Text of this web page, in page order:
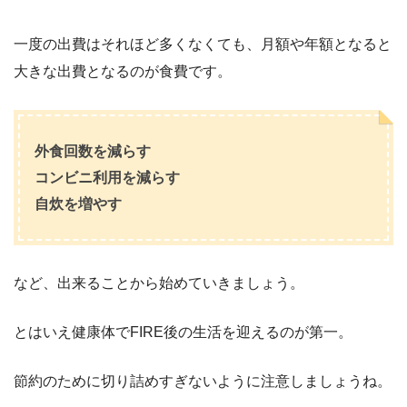
一度の出費はそれほど多くなくても、月額や年額となると
大きな出費となるのが食費です。
外食回数を減らす
コンビニ利用を減らす
自炊を増やす
など、出来ることから始めていきましょう。
とはいえ健康体でFIRE後の生活を迎えるのが第一。
節約のために切り詰めすぎないように注意しましょうね。